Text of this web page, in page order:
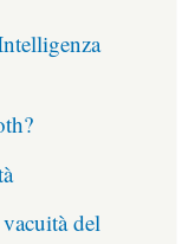
del